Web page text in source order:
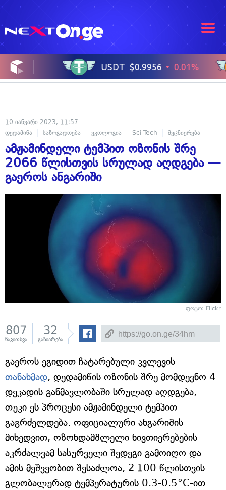
10 იანვარი 2023, 11:57
დედამიწა
საზოგადოება ეკოლოგია Sci-Tech მეცნიერება
ამჟამინდელი ტემპით ოზონის შრე
2066 წლისთვის სრულად აღდგება —
გაეროს ანგარიში
ფოტო: Flickr
807
წაკითხვა
32
გაზიარება
გაეროს ეგიდით ჩატარებული კვლევის
თანახმად, დედამიწის ოზონის შრე მომდევნო 4
დეკადის განმავლობაში სრულად აღდგება,
თუკი ეს პროცესი ამჟამინდელი ტემპით
გაგრძელდება. ოფიციალური ანგარიშის
მიხედვით, ოზონდამშლელი ნივთიერებების
აკრძალვამ სასურველი შედეგი გამოიღო და
ამის მეშვეობით შესაძლოა, 2 100 წლისთვის
გლობალურად ტემპერატურის 0.3-0.5°C-ით